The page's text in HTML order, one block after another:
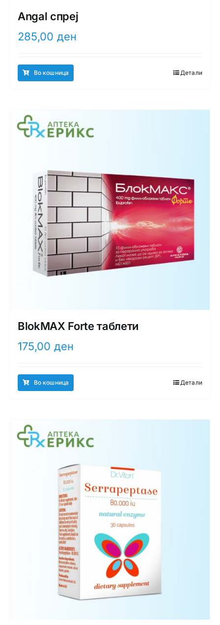
Angal спреј
285,00 ден
Во кошница Детали
BlokMAX Forte таблети
175,00 ден
Во кошница Детали